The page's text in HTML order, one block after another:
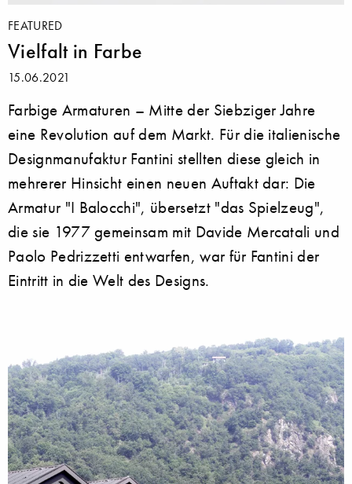
FEATURED
Vielfalt in Farbe
15.06.2021
Farbige Armaturen – Mitte der Siebziger Jahre
eine Revolution auf dem Markt. Für die italienische
Designmanufaktur Fantini stellten diese gleich in
mehrerer Hinsicht einen neuen Auftakt dar: Die
Armatur "I Balocchi", übersetzt "das Spielzeug",
die sie 1977 gemeinsam mit Davide Mercatali und
Paolo Pedrizzetti entwarfen, war für Fantini der
Eintritt in die Welt des Designs.